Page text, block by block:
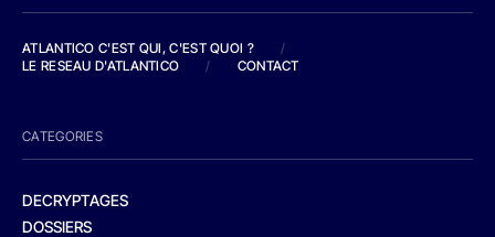
ATLANTICO C'EST QUI, C'EST QUOI ?
/
LE RESEAU D'ATLANTICO
/ CONTACT
CATEGORIES
DECRYPTAGES
DOSSIERS